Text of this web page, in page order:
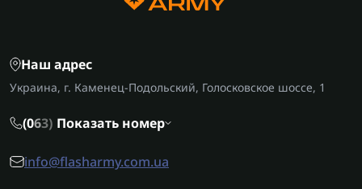
Наш адрес
Украина, г. Каменец-Подольский, Голосковское шоссе, 1
(063) Показать номер
info@flasharmy.com.ua